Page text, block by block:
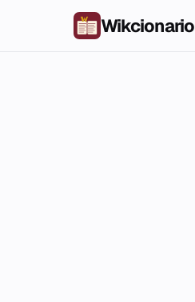
Wikcionario